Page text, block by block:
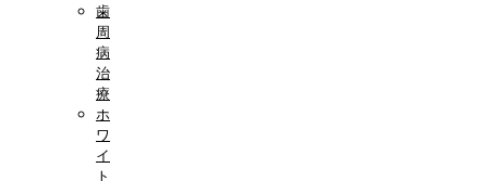
歯
周
病
治
療
ホ
ワ
イ
ト